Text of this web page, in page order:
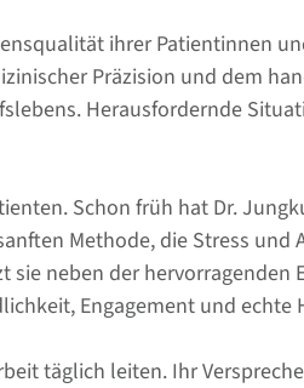
ihrer Patientinnen
Präzision und dem
Herausfordernde
Schon früh hat Dr.
Methode, die Stress und
neben der
Engagement und
täglich leiten. Ihr